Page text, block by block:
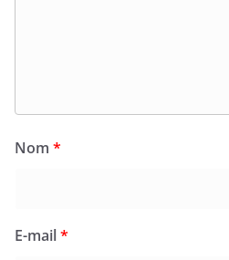
Nom *
E-mail*